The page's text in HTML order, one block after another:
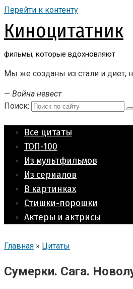
Перейти к контенту
Киноцитатник
фильмы, которые вдохновляют
Мы же созданы из стали и диет,
— Война невест
Поиск:
Все цитаты
ТОП-100
Из мультфильмов
Из сериалов
В картинках
Стишки-порошки
Актеры и актрисы
Главная » Цитаты
Сумерки. Сага.